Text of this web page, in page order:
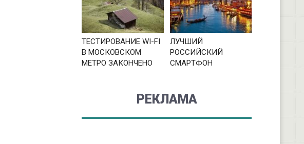
ТЕСТИРОВАНИЕ WI-FI
В МОСКОВСКОМ
МЕТРО ЗАКОНЧЕНО
ЛУЧШИЙ
РОССИЙСКИЙ
СМАРТФОН
РЕКЛАМА